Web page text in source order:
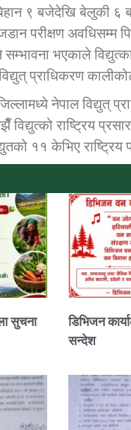
९ बजेदेखि बेलुकी ६
परीक्षण अवधिसम्म
सम्भावना भएकाले
प्राधिकरण
नेपाल विद्युत्
विद्युत्को राष्ट्रिय
११ केभिए
सुचना
डिभिजन
सन्देश